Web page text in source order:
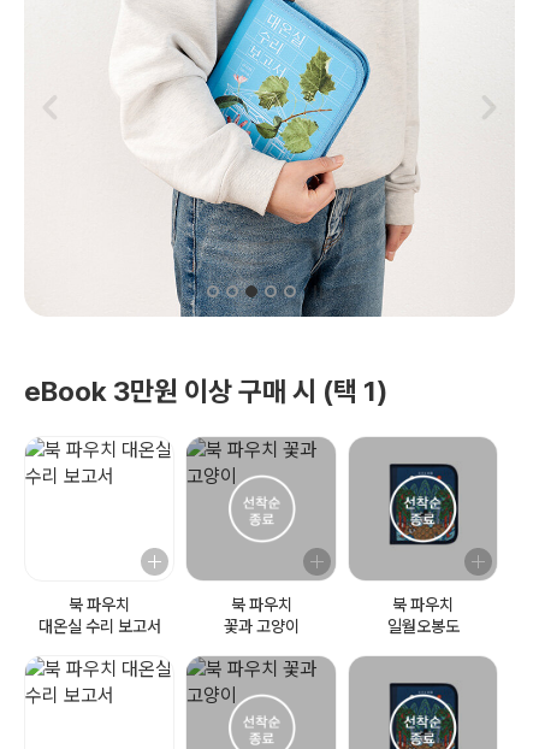
eBook 3만원 이상 구매 시 (택 1)
북 파우치
대온실 수리 보고서
북 파우치
꽃과 고양이
북 파우치
일월오봉도